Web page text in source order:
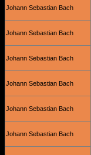
Johann Sebastian Bach
Johann Sebastian Bach
Johann Sebastian Bach
Johann Sebastian Bach
Johann Sebastian Bach
Johann Sebastian Bach